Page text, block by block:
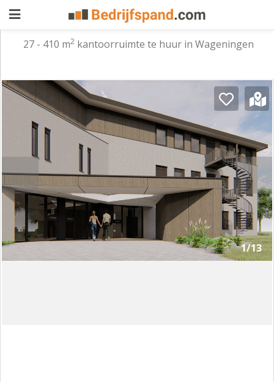
aanbieden
Pand
zoeken
Waarom
adverteren
Premium
adverteren
Blog
Registreren
27 - 410 m2kantoorruimte te huur in Wageningen
1/13